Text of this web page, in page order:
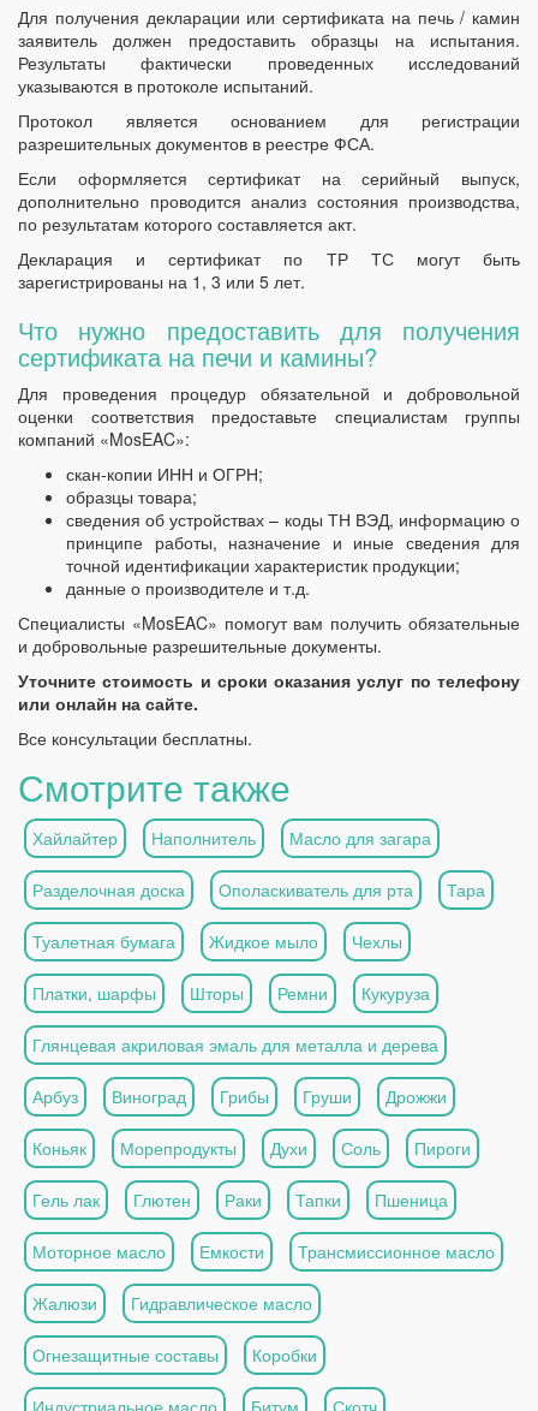
Для получения декларации или сертификата на печь / камин
заявитель должен предоставить образцы на испытания.
Результаты фактически проведенных исследований
указываются в протоколе испытаний.
Протокол является основанием для регистрации
разрешительных документов в реестре ФСА.
Если оформляется сертификат на серийный выпуск,
дополнительно проводится анализ состояния производства,
по результатам которого составляется акт.
Декларация и сертификат по ТР ТС могут быть
зарегистрированы на 1, 3 или 5 лет.
Что нужно предоставить для получения
сертификата на печи и камины?
Для проведения процедур обязательной и добровольной
оценки соответствия предоставьте специалистам группы
компаний «MosEAC»:
скан-копии ИНН и ОГРН;
образцы товара;
сведения об устройствах – коды ТН ВЭД, информацию о
принципе работы, назначение и иные сведения для
точной идентификации характеристик продукции;
данные о производителе и т.д.
Специалисты «MosEAC» помогут вам получить обязательные
и добровольные разрешительные документы.
Уточните стоимость и сроки оказания услуг по телефону
или онлайн на сайте.
Все консультации бесплатны.
Смотрите также
Хайлайтер Наполнитель Масло для загара
Разделочная доска Ополаскиватель для рта Тара
Туалетная бумага Жидкое мыло Чехлы
Платки, шарфы Шторы Ремни Кукуруза
Глянцевая акриловая эмаль для металла и дерева
Арбуз Виноград Грибы Груши Дрожжи
Коньяк Морепродукты Духи Соль Пироги
Гель лак Глютен Раки Тапки Пшеница
Моторное масло Емкости Трансмиссионное масло
Жалюзи Гидравлическое масло
Огнезащитные составы Коробки